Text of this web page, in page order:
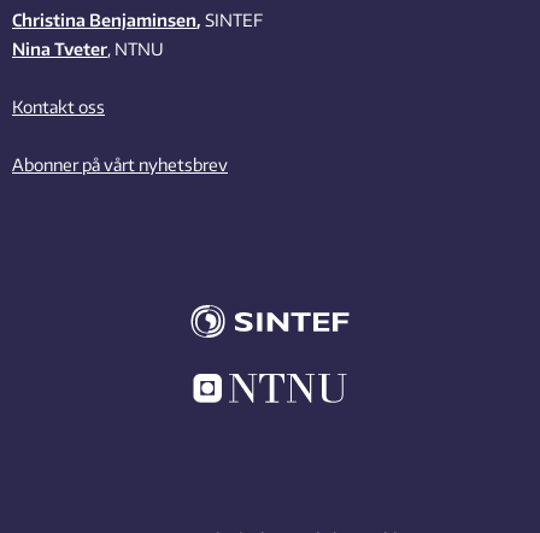
Christina Benjaminsen, SINTEF
Nina Tveter, NTNU
Kontakt oss
Abonner på vårt nyhetsbrev